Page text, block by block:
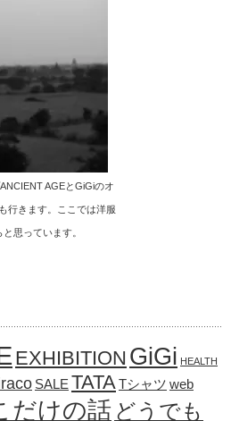
AGEとGiGiのオ
行きます。ここでは洋服
思っています。
EXHIBITION GiGi HEALTH
SALE TATATシャツ web
だけの話 どうでも